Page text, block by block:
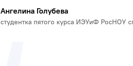
Ангелина Голубева
студентка пятого курса ИЭУиФ РосНОУ